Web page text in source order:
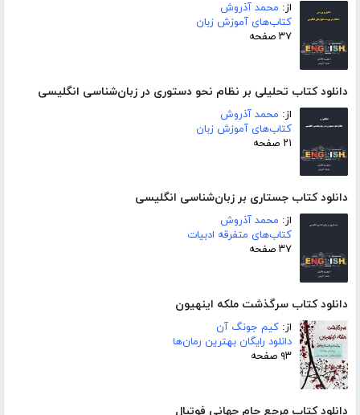
از: محمد آذروش
کتاب‌های آموزش زبان
۳۷ صفحه
دانلود کتاب تحلیلی بر نظام نحو دستوری در زبان‌شناسی انگلیسی
از: محمد آذروش
کتاب‌های آموزش زبان
۲۱ صفحه
دانلود کتاب جستاری بر زبان‌شناسی انگلیسی
از: محمد آذروش
کتاب‌های متفرقه ادبیات
۳۷ صفحه
دانلود کتاب سرگذشت ملکه اینهیون
از: کیم جونگ آن
دانلود رایگان بهترین رمان‌ها
۹۳ صفحه
دانلود کتاب مرجع جام جهانی فوتبال